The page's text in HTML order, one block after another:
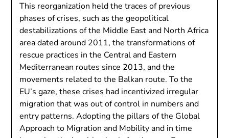
This reorganization held the traces of previous
phases of crises, such as the geopolitical
destabilizations of the Middle East and North Africa
area dated around 2011, the transformations of
rescue practices in the Central and Eastern
Mediterranean routes since 2013, and the
movements related to the Balkan route. To the
EU’s gaze, these crises had incentivized irregular
migration that was out of control in numbers and
entry patterns. Adopting the pillars of the Global
Approach to Migration and Mobility and in time